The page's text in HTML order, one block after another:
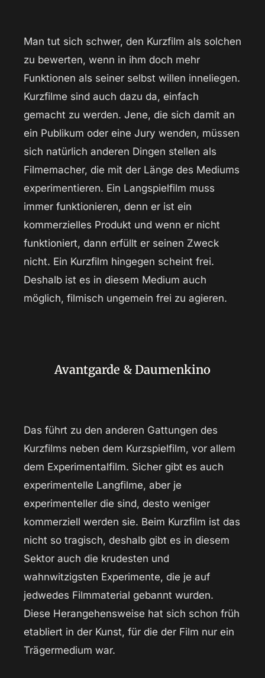
Man tut sich schwer, den Kurzfilm als solchen
zu bewerten, wenn in ihm doch mehr
Funktionen als seiner selbst willen inneliegen.
Kurzfilme sind auch dazu da, einfach
gemacht zu werden. Jene, die sich damit an
ein Publikum oder eine Jury wenden, müssen
sich natürlich anderen Dingen stellen als
Filmemacher, die mit der Länge des Mediums
experimentieren. Ein Langspielfilm muss
immer funktionieren, denn er ist ein
kommerzielles Produkt und wenn er nicht
funktioniert, dann erfüllt er seinen Zweck
nicht. Ein Kurzfilm hingegen scheint frei.
Deshalb ist es in diesem Medium auch
möglich, filmisch ungemein frei zu agieren.
Avantgarde & Daumenkino
Das führt zu den anderen Gattungen des
Kurzfilms neben dem Kurzspielfilm, vor allem
dem Experimentalfilm. Sicher gibt es auch
experimentelle Langfilme, aber je
experimenteller die sind, desto weniger
kommerziell werden sie. Beim Kurzfilm ist das
nicht so tragisch, deshalb gibt es in diesem
Sektor auch die krudesten und
wahnwitzigsten Experimente, die je auf
jedwedes Filmmaterial gebannt wurden.
Diese Herangehensweise hat sich schon früh
etabliert in der Kunst, für die der Film nur ein
Trägermedium war.